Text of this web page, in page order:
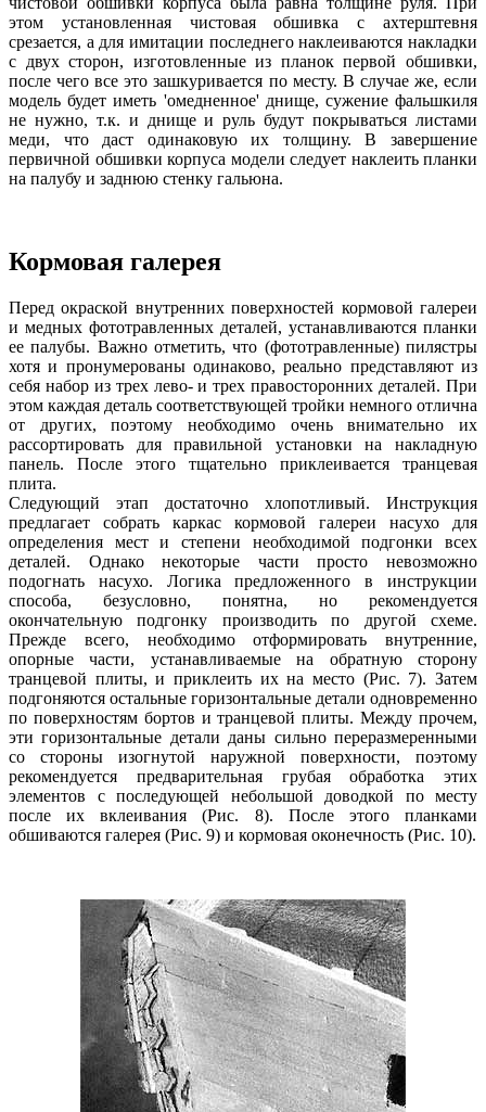
этом установленная чистовая обшивка с ахтерштевня
срезается, а для имитации последнего наклеиваются накладки
с двух сторон, изготовленные из планок первой обшивки,
после чего все это зашкуривается по месту. В случае же, если
модель будет иметь 'омедненное' днище, сужение фальшкиля
не нужно, т.к. и днище и руль будут покрываться листами
меди, что даст одинаковую их толщину. В завершение
первичной обшивки корпуса модели следует наклеить планки
на палубу и заднюю стенку гальюна.
Кормовая галерея
Перед окраской внутренних поверхностей кормовой галереи
и медных фототравленных деталей, устанавливаются планки
ее палубы. Важно отметить, что (фототравленные) пилястры
хотя и пронумерованы одинаково, реально представляют из
себя набор из трех лево- и трех правосторонних деталей. При
этом каждая деталь соответствующей тройки немного отлична
от других, поэтому необходимо очень внимательно их
рассортировать для правильной установки на накладную
панель. После этого тщательно приклеивается транцевая
плита.
Следующий этап достаточно хлопотливый. Инструкция
предлагает собрать каркас кормовой галереи насухо для
определения мест и степени необходимой подгонки всех
деталей. Однако некоторые части просто невозможно
подогнать насухо. Логика предложенного в инструкции
способа, безусловно, понятна, но рекомендуется
окончательную подгонку производить по другой схеме.
Прежде всего, необходимо отформировать внутренние,
опорные части, устанавливаемые на обратную сторону
транцевой плиты, и приклеить их на место (Рис. 7). Затем
подгоняются остальные горизонтальные детали одновременно
по поверхностям бортов и транцевой плиты. Между прочем,
эти горизонтальные детали даны сильно переразмеренными
со стороны изогнутой наружной поверхности, поэтому
рекомендуется предварительная грубая обработка этих
элементов с последующей небольшой доводкой по месту
после их вклеивания (Рис. 8). После этого планками
обшиваются галерея (Рис. 9) и кормовая оконечность (Рис. 10).